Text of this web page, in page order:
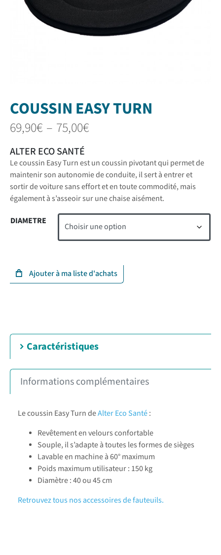
COUSSIN EASY TURN
69,90€ – 75,00€
ALTER ECO SANTÉ
Le coussin Easy Turn est un coussin pivotant qui permet de
maintenir son autonomie de conduite, il sert à entrer et
sortir de voiture sans effort et en toute commodité, mais
également à s’asseoir sur une chaise aisément.
DIAMETRE
Caractéristiques
Informations complémentaires
Le coussin Easy Turn deAlter Eco Santé:
Revêtement en velours confortable
Souple, il s’adapte à toutes les formes de sièges
Lavable en machine à 60° maximum
Poids maximum utilisateur : 150 kg
Diamètre : 40 ou 45 cm
Retrouvez tous nos accessoires de fauteuils.